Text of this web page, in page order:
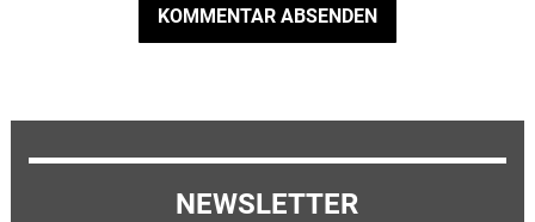
KOMMENTAR ABSENDEN
NEWSLETTER